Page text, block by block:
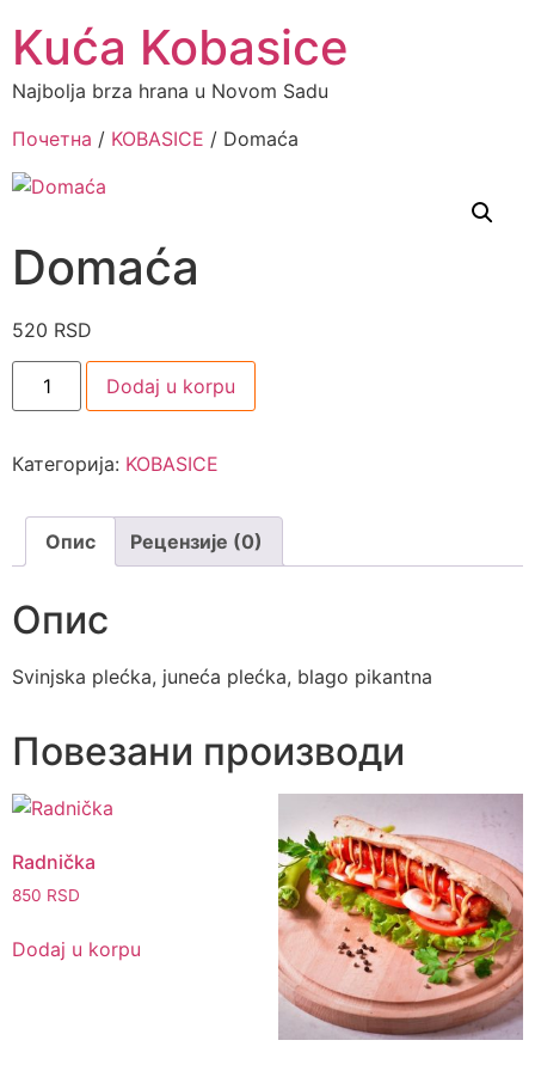
Kuća Kobasice
Najbolja brza hrana u Novom Sadu
Почетна / KOBASICE / Domaća
Domaća
520 RSD
Dodaj u korpu
Категорија: KOBASICE
Опис Рецензије (0)
Опис
Svinjska plećka, juneća plećka, blago pikantna
Повезани производи
Radnička
850 RSD
Dodaj u korpu